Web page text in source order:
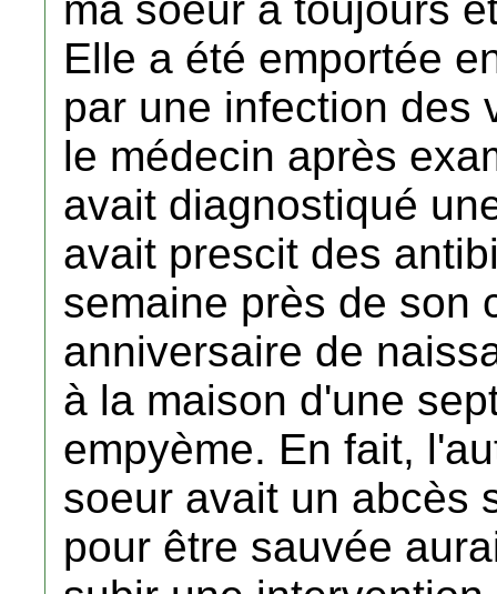
Elle a été emportée
par une infection des
le médecin après
avait diagnostiqué
avait prescit des
semaine près de son
anniversaire de
à la maison d'une
empyème. En fait,
soeur avait un abcès
pour être sauvée